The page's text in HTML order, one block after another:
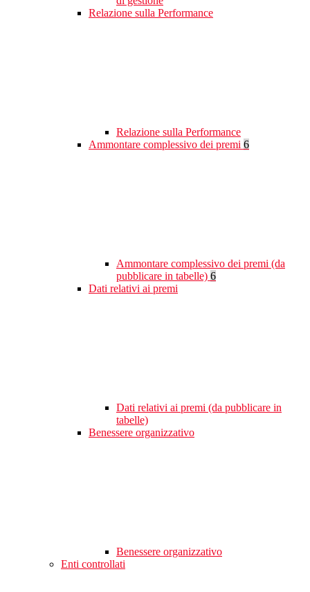
Relazione sulla Performance
Relazione sulla Performance
Ammontare complessivo dei premi 6
Ammontare complessivo dei premi (da
pubblicare in tabelle) 6
Dati relativi ai premi
Dati relativi ai premi (da pubblicare in
tabelle)
Benessere organizzativo
Benessere organizzativo
Enti controllati